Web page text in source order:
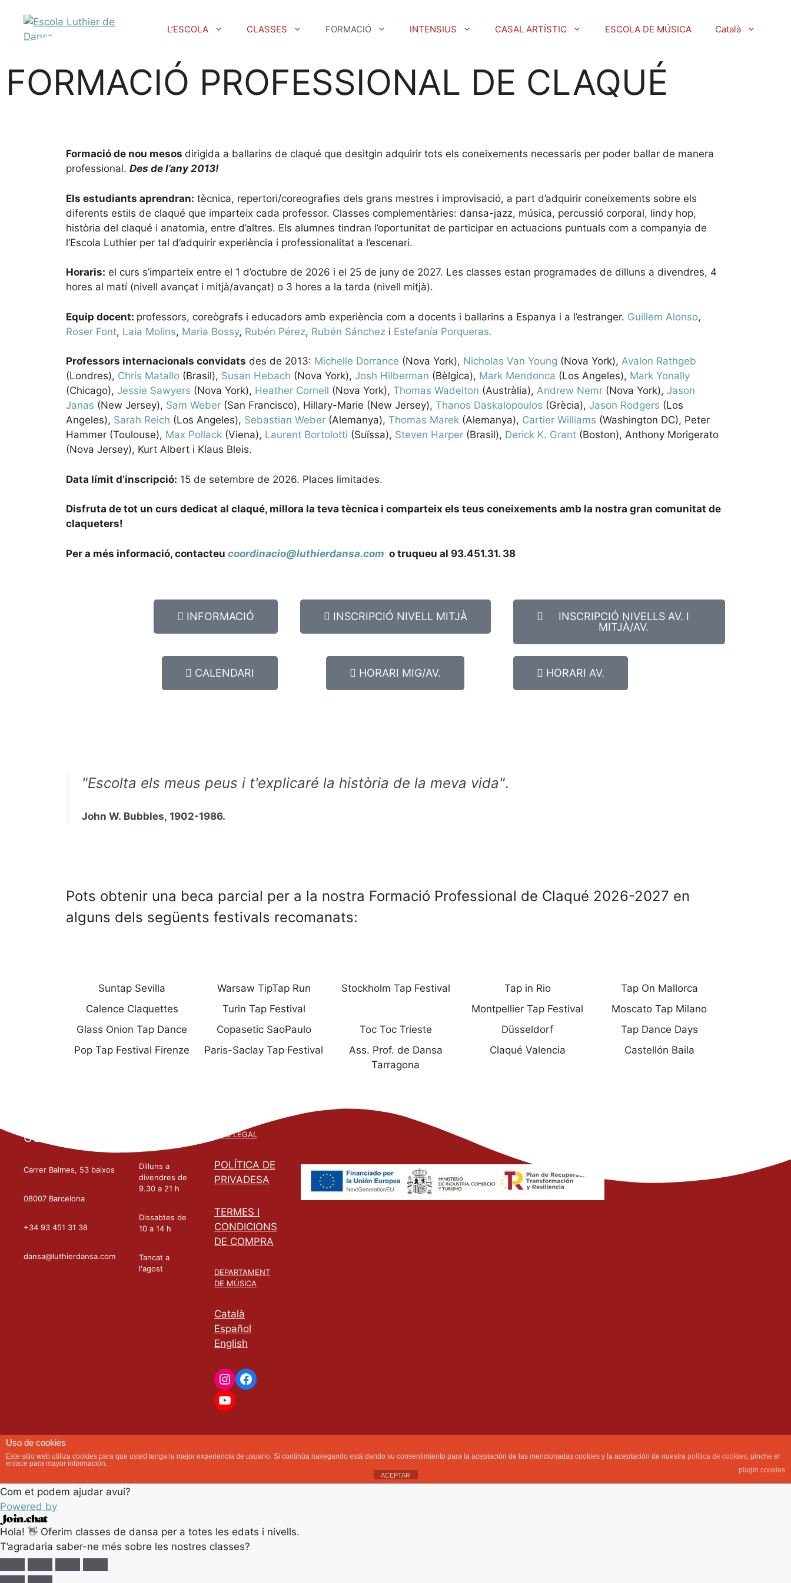
L’ESCOLA CLASSES FORMACIÓ INTENSIUS CASAL ARTÍSTIC ESCOLA DE MÚSICA Català
FORMACIÓ PROFESSIONAL DE CLAQUÉ
Formació de nou mesos dirigida a ballarins de claqué que desitgin adquirir tots els coneixements necessaris per poder ballar de manera
professional. Des de l’any 2013!
Els estudiants aprendran: tècnica, repertori/coreografies dels grans mestres i improvisació, a part d’adquirir coneixements sobre els
diferents estils de claqué que imparteix cada professor. Classes complementàries: dansa-jazz, música, percussió corporal, lindy hop,
història del claqué i anatomia, entre d’altres. Els alumnes tindran l’oportunitat de participar en actuacions puntuals com a companyia de
l’Escola Luthier per tal d’adquirir experiència i professionalitat a l’escenari.
Horaris: el curs s’imparteix entre el 1 d’octubre de 2026 i el 25 de juny de 2027. Les classes estan programades de dilluns a divendres, 4
hores al matí (nivell avançat i mitjà/avançat) o 3 hores a la tarda (nivell mitjà).
Equip docent: professors, coreògrafs i educadors amb experiència com a docents i ballarins a Espanya i a l’estranger. Guillem Alonso,
Roser Font, Laia Molins, Maria Bossy, Rubén Pérez, Rubén Sánchez i Estefanía Porqueras.
Professors internacionals convidats des de 2013: Michelle Dorrance (Nova York), Nicholas Van Young (Nova York), Avalon Rathgeb
(Londres), Chris Matallo (Brasil), Susan Hebach (Nova York), Josh Hilberman (Bèlgica), Mark Mendonca (Los Angeles), Mark Yonally
(Chicago), Jessie Sawyers (Nova York), Heather Cornell (Nova York), Thomas Wadelton (Austràlia), Andrew Nemr (Nova York), Jason
Janas (New Jersey), Sam Weber (San Francisco), Hillary-Marie (New Jersey), Thanos Daskalopoulos (Grècia), Jason Rodgers (Los
Angeles), Sarah Reich (Los Angeles), Sebastian Weber (Alemanya), Thomas Marek (Alemanya), Cartier Williams (Washington DC), Peter
Hammer (Toulouse), Max Pollack (Viena), Laurent Bortolotti (Suïssa), Steven Harper (Brasil), Derick K. Grant (Boston), Anthony Morigerato
(Nova Jersey), Kurt Albert i Klaus Bleis.
Data límit d’inscripció: 15 de setembre de 2026. Places limitades.
Disfruta de tot un curs dedicat al claqué, millora la teva tècnica i comparteix els teus coneixements amb la nostra gran comunitat de
claqueters!
Per a més informació, contacteu coordinacio@luthierdansa.com o truqueu al 93.451.31. 38
INFORMACIÓ INSCRIPCIÓ NIVELL MITJÀ
INSCRIPCIÓ NIVELLS AV. I
MITJÀ/AV.
CALENDARI HORARI MIG/AV. HORARI AV.
"Escolta els meus peus i t'explicaré la història de la meva vida".
John W. Bubbles, 1902-1986.
Pots obtenir una beca parcial per a la nostra Formació Professional de Claqué 2026-2027 en
alguns dels següents festivals recomanats:
Suntap Sevilla Warsaw TipTap Run Stockholm Tap Festival Tap in Rio
Tap On Mallorca
Calence Claquettes
Turin Tap Festival Montpellier Tap Festival
Moscato Tap Milano
Glass Onion Tap Dance
Copasetic SaoPaulo Toc Toc Trieste Düsseldorf
Tap Dance Days
Pop Tap Festival Firenze
Paris-Saclay Tap Festival
Ass. Prof. de Dansa
Tarragona
Claqué Valencia Castellón Baila
CONTACTE
Carrer Balmes, 53 baixos
08007 Barcelona
+34 93 451 31 38
dansa@luthierdansa.com
Dilluns a
divendres de
9.30 a 21 h
Dissabtes de
10 a 14 h
Tancat a
l'agost
AVÍS LEGAL
POLÍTICA DE
PRIVADESA
TERMES I
CONDICIONS
DE COMPRA
DEPARTAMENT
DE MÚSICA
Català
Español
English
Uso de cookies
Este sitio web utiliza cookies para que usted tenga la mejor experiencia de usuario. Si continúa navegando está dando su consentimiento para la aceptación de las mencionadas cookies y la aceptación de nuestra política de cookies, pinche el
enlace para mayor información.
plugin cookies
ACEPTAR
Obrir xat
Com et podem ajudar avui?
Powered by
Hola! 👋 Oferim classes de dansa per a totes les edats i nivells.
T’agradaria saber-ne més sobre les nostres classes?